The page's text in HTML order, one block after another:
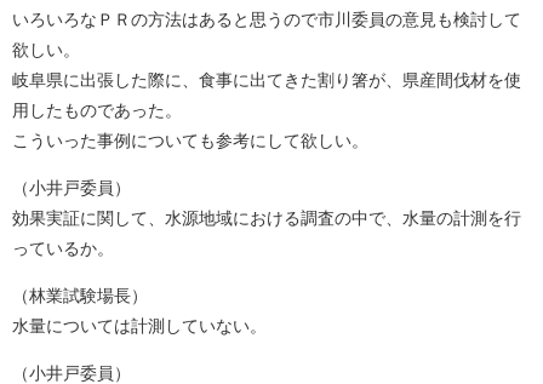
いろいろなＰＲの方法はあると思うので市川委員の意見も検討して
欲しい。
岐阜県に出張した際に、食事に出てきた割り箸が、県産間伐材を使
用したものであった。
こういった事例についても参考にして欲しい。
（小井戸委員）
効果実証に関して、水源地域における調査の中で、水量の計測を行
っているか。
（林業試験場長）
水量については計測していない。
（小井戸委員）